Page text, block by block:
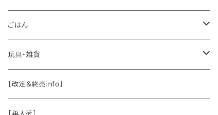
保湿・除菌・虫除け
保湿剤
除菌
おくち・おめめ・おみみ
おくち
おめめ
ブラシと雑貨
お魚
その他（乳製品・果物野菜）
Natural Marche
ちょこっとシリーズ
◾️躾トレーニングに
皮膚被毛
関節・骨
おめめ
おなか
ごはん
手作り補助
ウェット・お惣菜
ドライ
玩具・雑貨
ノーズワーク・玩具
お散歩用品
［改定＆終売info］
［再入荷］